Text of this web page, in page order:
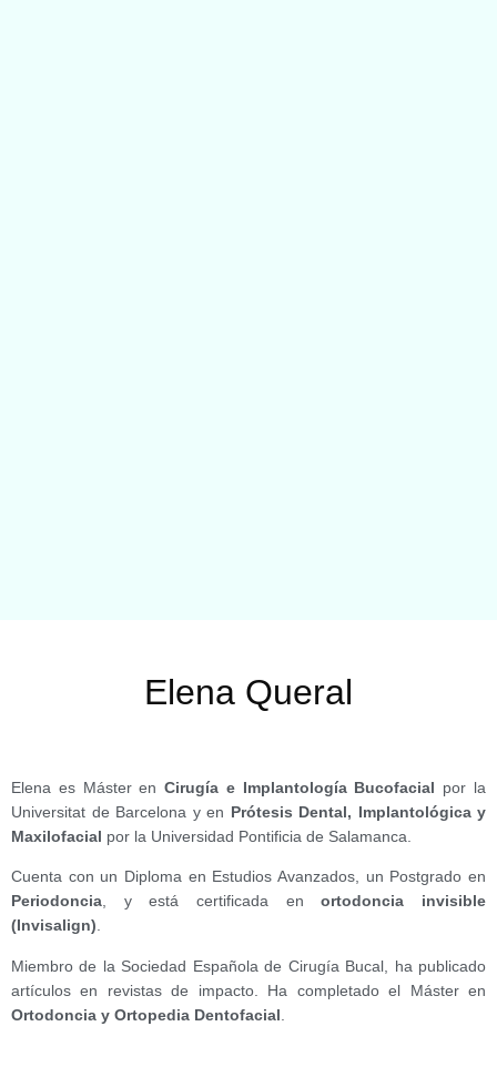
Elena Queral
Elena es Máster enCirugía e Implantología Bucofacial por la
Universitat de Barcelona y en Prótesis Dental, Implantológica y
Maxilofacial por la Universidad Pontificia de Salamanca.
Cuenta con un Diploma en Estudios Avanzados, un Postgrado en
Periodoncia, y está certificada enortodoncia invisible
(Invisalign).
Miembro de la Sociedad Española de Cirugía Bucal, ha publicado
artículos en revistas de impacto. Ha completado el Máster en
Ortodoncia y Ortopedia Dentofacial